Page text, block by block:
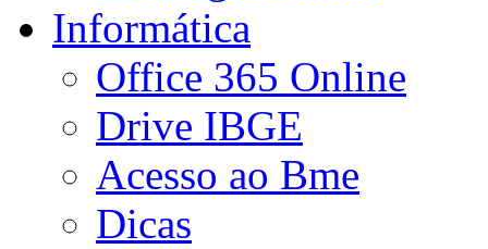
Informática
Office 365 Online
Drive IBGE
Acesso ao Bme
Dicas